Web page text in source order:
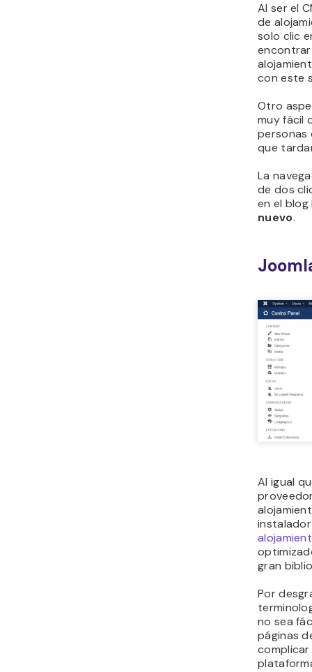
Al ser el
de
solo clic
con este
Otro
muy fácil
personas
que
La
de dos
en el
nuevo.
Al igual
gran
Por
no sea
páginas
complicar